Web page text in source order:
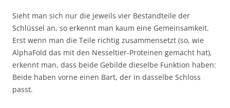
Sieht man sich nur die jeweils vier Bestandteile der
Schlüssel an, so erkennt man kaum eine Gemeinsamkeit.
Erst wenn man die Teile richtig zusammensetzt (so, wie
AlphaFold das mit den Nesseltier-Proteinen gemacht hat),
erkennt man, dass beide Gebilde dieselbe Funktion haben:
Beide haben vorne einen Bart, der in dasselbe Schloss
passt.